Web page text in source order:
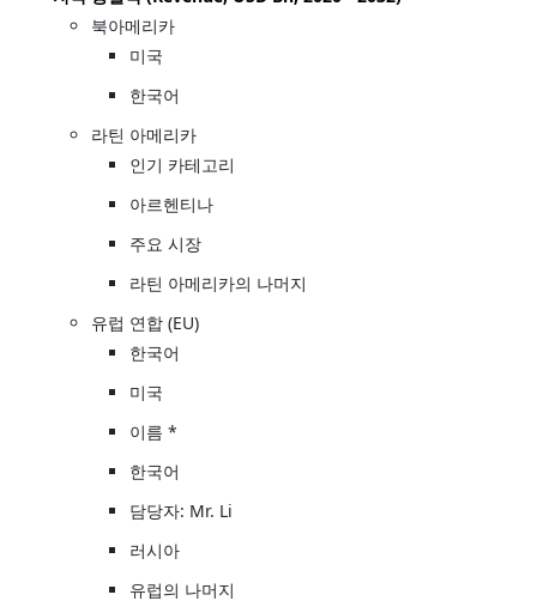
북아메리카
미국
한국어
라틴 아메리카
인기 카테고리
아르헨티나
주요 시장
라틴 아메리카의 나머지
유럽 연합 (EU)
한국어
미국
이름 *
한국어
담당자: Mr. Li
러시아
유럽의 나머지